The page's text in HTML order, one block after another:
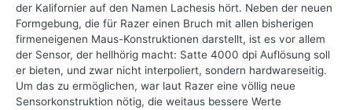
der Kalifornier auf den Namen Lachesis hört. Neben der neuen
Formgebung, die für Razer einen Bruch mit allen bisherigen
firmeneigenen Maus-Konstruktionen darstellt, ist es vor allem
der Sensor, der hellhörig macht: Satte 4000 dpi Auflösung soll
er bieten, und zwar nicht interpoliert, sondern hardwareseitig.
Um das zu ermöglichen, war laut Razer eine völlig neue
Sensorkonstruktion nötig, die weitaus bessere Werte